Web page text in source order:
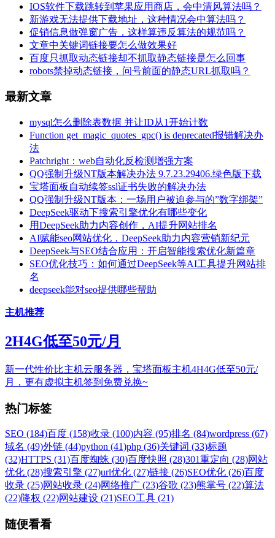
IOS软件下载跳转到苹果应用商店，会中清风算法吗？
新游戏无法提供下载地址，这种情况会中算法吗？
促销信息做弹窗广告，这样算违反算法的规范吗？
文章中关键词链接要怎么做效果好
百度只抓取动态链接却不抓取静态链接是怎么回事
robots禁掉动态链接，问号前面的静态URL抓取吗？
最新文章
mysql怎么删除表数据 并让ID从1开始计数
Function get_magic_quotes_gpc() is deprecated报错解决办
法
Patchright：web自动化反检测增强方案
QQ强制升级NT版本解决办法 9.7.23.29406.绿色版下载
宝塔面板自动续签ssl证书失败的解决办法
QQ强制升级NT版本：一场用户被迫参与的”数字绑架”
DeepSeek驱动下搜索引擎优化有哪些变化
用DeepSeek助力内容创作，AI提升网站排名
AI赋能seo网站优化，DeepSeek助力内容营销新纪元
DeepSeek与SEO结合应用：开启智能搜索优化新篇章
SEO优化技巧：如何通过DeepSeek等AI工具提升网站排
名
deepseek能对seo提供哪些帮助
主机推荐
2H4G低至50元/月
新一代性价比主机云服务器，宝塔面板主机4H4G低至50元/
月，更有虚拟主机签到免费兑换~
热门标签
SEO (184)百度 (158)收录 (100)内容 (95)排名 (84)wordpress (67)
域名 (49)外链 (44)python (41)php (36)关键词 (33)标题
(32)HTTPS (31)百度蜘蛛 (30)百度快照 (28)301重定向 (28)网站
优化 (28)搜索引擎 (27)url优化 (27)链接 (26)SEO优化 (26)百度
收录 (25)网站收录 (24)网络推广 (23)谷歌 (23)熊掌号 (22)算法
(22)降权 (22)网站建设 (21)SEO工具 (21)
随便看看